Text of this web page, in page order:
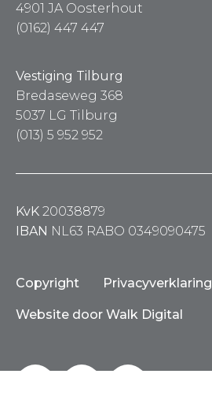
4901 JA Oosterhout
(0162) 447 447
Vestiging Tilburg
Bredaseweg 368
5037 LG Tilburg
(013) 5 952 952
KvK 20038879
IBAN NL63 RABO 0349090475
Copyright Privacyverklaring
Website door Walk Digital